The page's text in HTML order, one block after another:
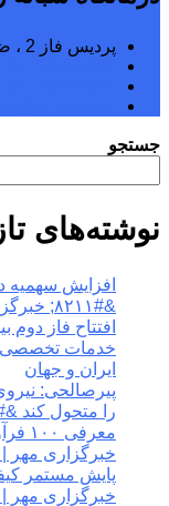
پردیس فاز 2 ، ضلع شمال غربی میدان امام
جستجو
نوشته‌های
افزایش سهمیه
&#۸۲۱۱; خبرگزاری مهر | اخبار ایران و جهان
افتتاح فاز
ایران و جهان
پیرصالحی:
را متحول کند &#۸۲۱۱; خبرگزاری مهر | اخبار ایران و
خبرگزاری مهر |
خبرگزاری مهر |